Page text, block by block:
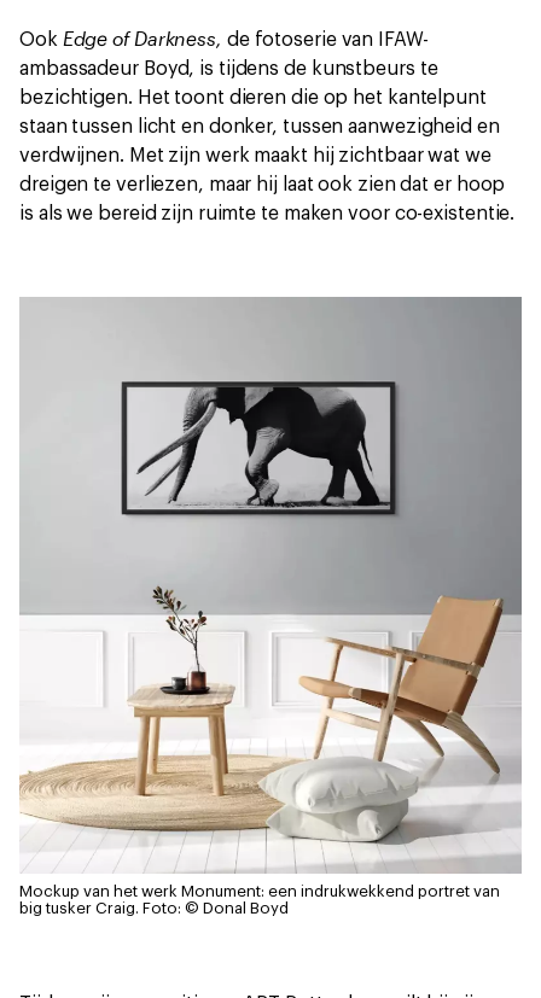
Ook Edge of Darkness, de fotoserie van IFAW-
ambassadeur Boyd, is tijdens de kunstbeurs te
bezichtigen. Het toont dieren die op het kantelpunt
staan tussen licht en donker, tussen aanwezigheid en
verdwijnen. Met zijn werk maakt hij zichtbaar wat we
dreigen te verliezen, maar hij laat ook zien dat er hoop
is als we bereid zijn ruimte te maken voor co-existentie.
Mockup van het werk Monument: een indrukwekkend portret van
big tusker Craig. Foto: © Donal Boyd